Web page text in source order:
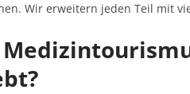
Wir erweitern jeden Teil mit